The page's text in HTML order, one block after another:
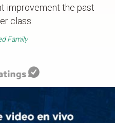
improvement the past
class.
Family